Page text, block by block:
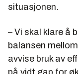
situasjonen.
– Vi skal klare å
balansen
avvise bruk av
på vidt gap for